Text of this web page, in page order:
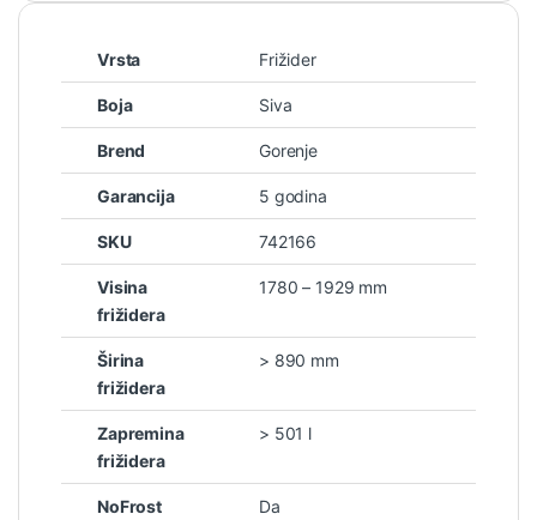
Vrsta Frižider
Boja Siva
Brend Gorenje
Garancija 5 godina
SKU 742166
Visina
frižidera
1780 – 1929 mm
Širina
frižidera
> 890 mm
Zapremina
frižidera
> 501 l
NoFrost Da